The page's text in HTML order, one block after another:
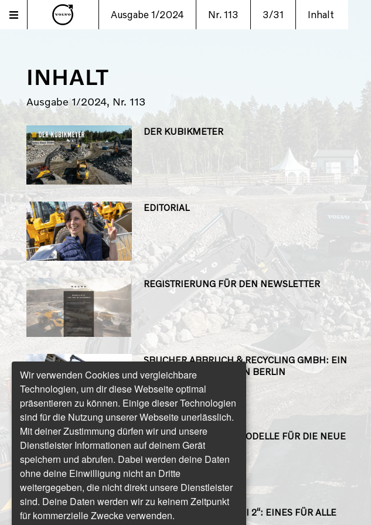
Ausgabe 1/2024 Nr. 113 3/31 Inhalt
INHALT
Ausgabe 1/2024, Nr. 113
DER KUBIKMETER
EDITORIAL
REGISTRIERUNG FÜR DEN NEWSLETTER
SBUCHER ABBRUCH & RECYCLING GMBH: EIN
FEINFÜHLIGER RIESE IN BERLIN
DREI MITTELGROSSE MODELLE FÜR DIE NEUE B
AGGER-GENERATION
MEGAPROJEKT „KÜHTAI 2“: EINES FÜR ALLE
Wir verwenden Cookies und vergleichbare
Technologien, um dir diese Webseite optimal
präsentieren zu können. Einige dieser Technologien
sind für die Nutzung unserer Webseite unerlässlich.
Mit deiner Zustimmung dürfen wir und unsere
Dienstleister Informationen auf deinem Gerät
speichern und abrufen. Dabei werden deine Daten
ohne deine Einwilligung nicht an Dritte
weitergegeben, die nicht direkt unsere Dienstleister
sind. Deine Daten werden wir zu keinem Zeitpunkt
für kommerzielle Zwecke verwenden.